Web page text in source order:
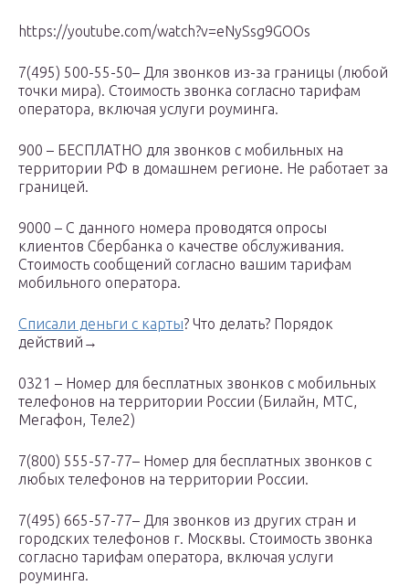
https://youtube.com/watch?v=eNySsg9GOOs
7(495) 500-55-50– Для звонков из-за границы (любой
точки мира). Стоимость звонка согласно тарифам
оператора, включая услуги роуминга.
900 – БЕСПЛАТНО для звонков с мобильных на
территории РФ в домашнем регионе. Не работает за
границей.
9000 – С данного номера проводятся опросы
клиентов Сбербанка о качестве обслуживания.
Стоимость сообщений согласно вашим тарифам
мобильного оператора.
Списали деньги с карты? Что делать? Порядок
действий→
0321 – Номер для бесплатных звонков с мобильных
телефонов на территории России (Билайн, МТС,
Мегафон, Теле2)
7(800) 555-57-77– Номер для бесплатных звонков с
любых телефонов на территории России.
7(495) 665-57-77– Для звонков из других стран и
городских телефонов г. Москвы. Стоимость звонка
согласно тарифам оператора, включая услуги
роуминга.